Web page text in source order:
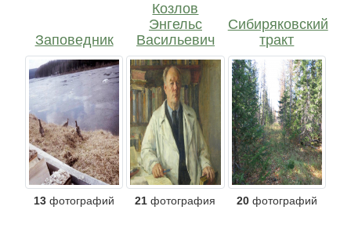
Заповедник
13 фотографий
Козлов
Энгельс
Васильевич
21 фотография
Сибиряковский
тракт
20фотографий